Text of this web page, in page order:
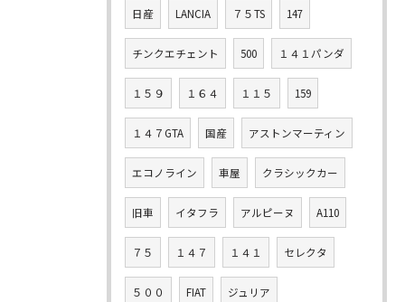
日産 LANCIA ７５TS 147
チンクエチェント 500 １４１パンダ
１５９ １６４ １１５ 159
１４７GTA 国産 アストンマーティン
エコノライン 車屋 クラシックカー
旧車 イタフラ アルピーヌ A110
７５ １４７ １４１ セレクタ
５００ FIAT ジュリア